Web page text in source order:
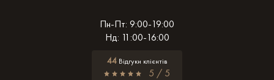
Пн-Пт: 9:00-19:00
Нд: 11:00-16:00
44Відгуки клієнтів
5 / 5